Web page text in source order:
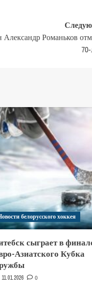
Романьков
белорусского хоккея
сыграет в
Азиатского Кубка
11.01.2026 0